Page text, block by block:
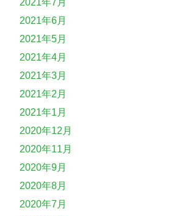
2021年7月
2021年6月
2021年5月
2021年4月
2021年3月
2021年2月
2021年1月
2020年12月
2020年11月
2020年9月
2020年8月
2020年7月